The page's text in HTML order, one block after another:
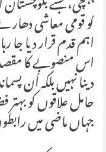
کو قومی معاشی
اہم قدم قرار دیا
اس منصوبے کا
دینا نہیں بلکہ اُن
حامل علاقوں کو
جہاں ماضی میں